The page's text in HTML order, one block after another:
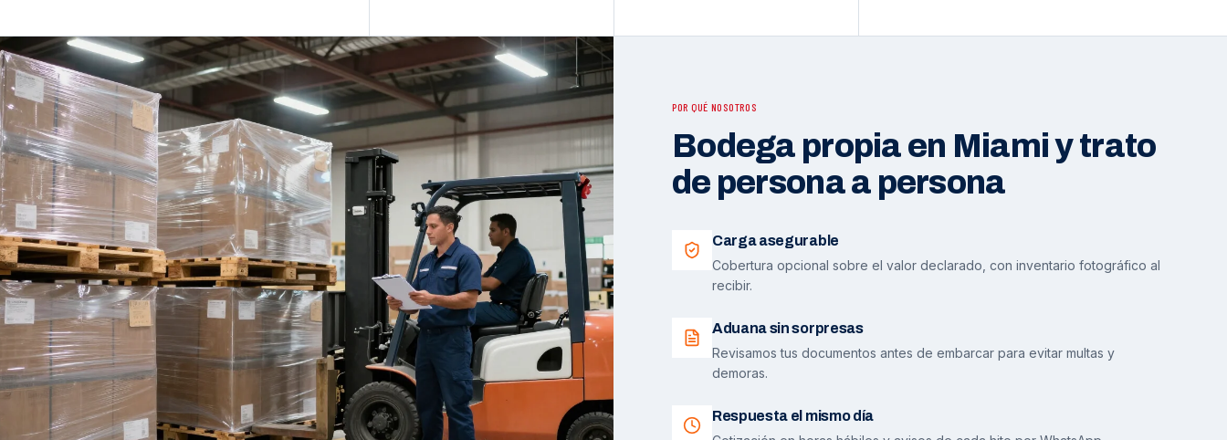
POR QUÉ NOSOTROS
Bodega propia en Miami y trato
de persona a persona
Carga asegurable
Cobertura opcional sobre el valor declarado, con inventario fotográfico al
recibir.
Aduana sin sorpresas
Revisamos tus documentos antes de embarcar para evitar multas y
demoras.
Respuesta el mismo día